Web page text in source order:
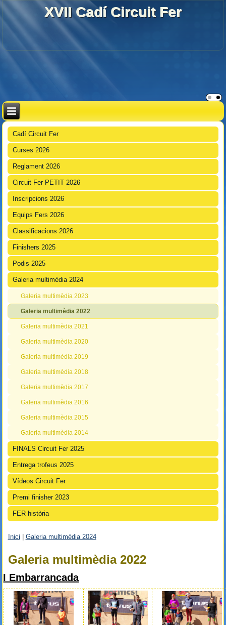
XVII Cadí Circuit Fer
Cadí Circuit Fer
Curses 2026
Reglament 2026
Circuit Fer PETIT 2026
Inscripcions 2026
Equips Fers 2026
Classificacions 2026
Finishers 2025
Podis 2025
Galeria multimèdia 2024
Galeria multimèdia 2023
Galeria multimèdia 2022
Galeria multimèdia 2021
Galeria multimèdia 2020
Galeria multimèdia 2019
Galeria multimèdia 2018
Galeria multimèdia 2017
Galeria multimèdia 2016
Galeria multimèdia 2015
Galeria multimèdia 2014
FINALS Circuit Fer 2025
Entrega trofeus 2025
Vídeos Circuit Fer
Premi finisher 2023
FER història
Inici Galeria multimèdia 2024
Galeria multimèdia 2022
I Embarrancada